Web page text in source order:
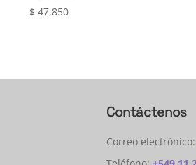
$ 47.850
Contáctenos
Correo electrónico: